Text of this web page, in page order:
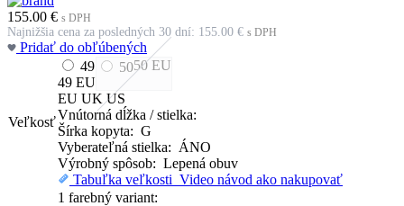
155.00 € s DPH
Najnižšia cena za posledných 30 dní: 155.00 € s DPH
Pridať do obľúbených
Veľkosť
49
49 EU
5050EU
EU UK US
Vnútorná dĺžka / stielka:
Šírka kopyta: G
Vyberateľná stielka: ÁNO
Výrobný spôsob: Lepená obuv
Tabuľka veľkosti Video návod ako nakupovať
1 farebný variant: